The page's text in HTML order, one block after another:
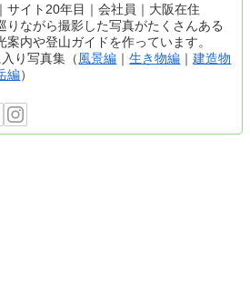
サイト20年目｜会社員｜大阪在住
りながら撮影した写真がたくさんある
案内や登山ガイドを作っています。
り写真集（ 風景編 ｜生き物編 ｜建造物
編）